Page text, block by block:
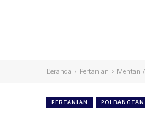
Beranda Pertanian Mentan
PERTANIAN